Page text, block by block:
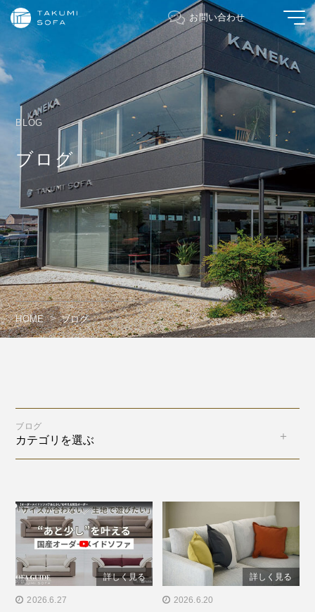
お問い合わせ
BLOG
ブログ
HOME ブログ
ブログ
カテゴリを選ぶ
" alt="YouTube更新！【オ
詳しく見る
2026.6.27
" alt="買ってはいけないソ
詳しく見る
2026.6.20